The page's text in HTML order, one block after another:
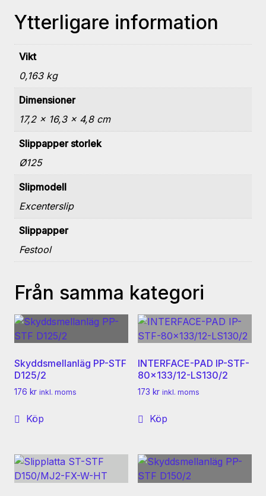
Ytterligare information
Vikt
0,163 kg
Dimensioner
17,2 × 16,3 × 4,8 cm
Slippapper storlek
Ø125
Slipmodell
Excenterslip
Slippapper
Festool
Från samma kategori
Skyddsmellanläg PP-STF
D125/2
176 kr inkl. moms
Köp
INTERFACE-PAD IP-STF-
80×133/12-LS130/2
173 kr inkl. moms
Köp